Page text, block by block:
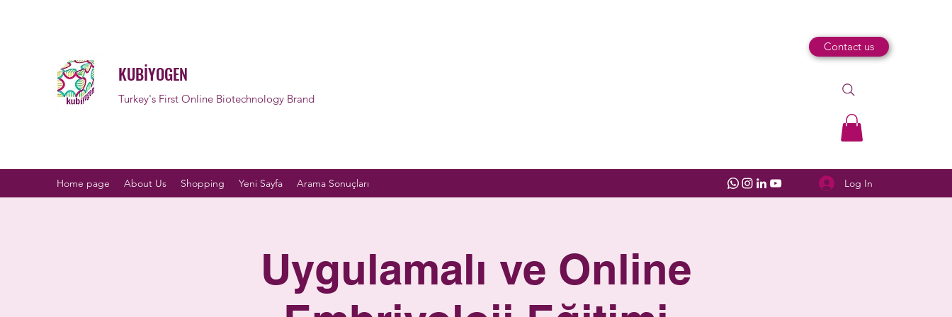
KUBİYOGEN
Turkey's First Online Biotechnology Brand
Contact us
Home page About Us Shopping Yeni Sayfa Arama Sonuçları Log In
Uygulamalı ve Online